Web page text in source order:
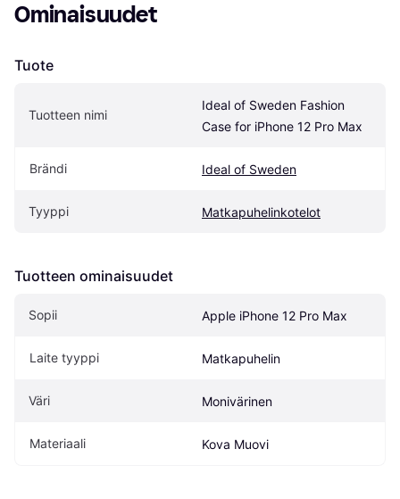
Ominaisuudet
Tuote
Tuotteen nimi
Ideal of Sweden Fashion
Case for iPhone 12 Pro Max
Brändi Ideal of Sweden
Tyyppi Matkapuhelinkotelot
Tuotteen ominaisuudet
Sopii Apple iPhone 12 Pro Max
Laite tyyppi Matkapuhelin
Väri Monivärinen
Materiaali Kova Muovi